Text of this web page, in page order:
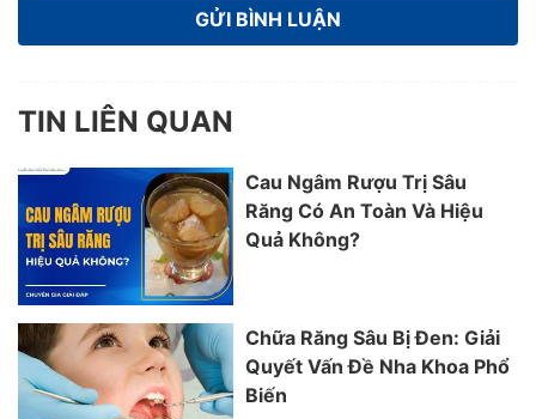
TIN LIÊN QUAN
Cau Ngâm Rượu Trị Sâu
Răng Có An Toàn Và Hiệu
Quả Không?
Chữa Răng Sâu Bị Đen: Giải
Quyết Vấn Đề Nha Khoa Phổ
Biến